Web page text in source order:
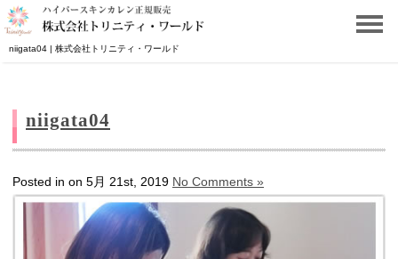
niigata04 | 株式会社トリニティ・ワールド
niigata04
Posted in on 5月 21st, 2019 No Comments »